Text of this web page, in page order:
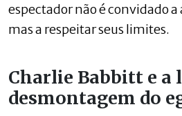
espectador não é convidado
mas a respeitar seus limites.
Charlie Babbitt e a
desmontagem do